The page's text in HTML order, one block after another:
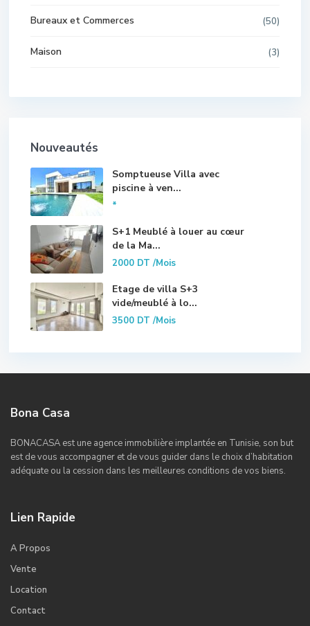
Bureaux et Commerces (50)
Maison (3)
Nouveautés
Somptueuse Villa avec
piscine à ven...
*
S+1 Meublé à louer au cœur
de la Ma...
2000 DT/Mois
Etage de villa S+3
vide/meublé à lo...
3500 DT/Mois
Bona Casa
BONACASA est une agence immobilière implantée en Tunisie, son but
est de vous accompagner et de vous guider dans le choix d’habitation
adéquate ou la cession dans les meilleures conditions de vos biens.
Lien Rapide
A Propos
Vente
Location
Contact